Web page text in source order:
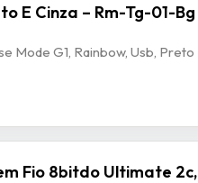
E Cinza – Rm-Tg-01-Bg
Mode G1, Rainbow, Usb, Preto
Fio 8bitdo Ultimate 2c,